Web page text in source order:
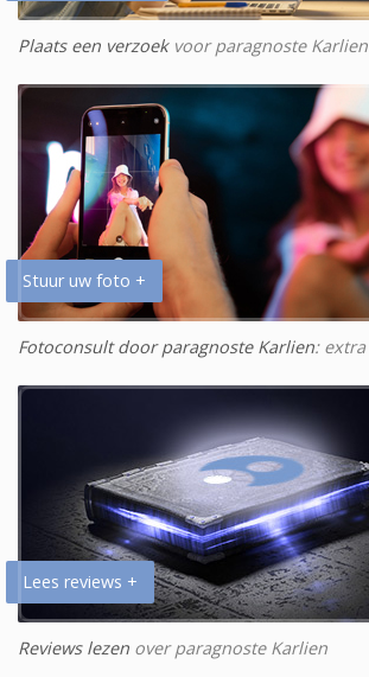
Plaats een verzoekvoor paragnoste Karlien
Stuur uw foto +
Fotoconsult door paragnoste Karlien:
Lees reviews +
Reviews lezen over paragnoste Karlien